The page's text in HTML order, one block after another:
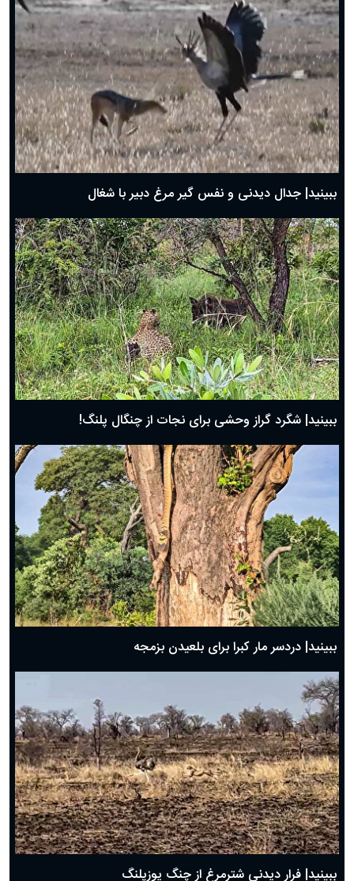
دعای روز ششم ماه رمضان؛ ۵ اسفند ۱۴۰۴
دعای روز پنجم ماه رمضان؛ ۴ اسفند ۱۴۰۴
دعای روز چهارم ماه مبارک رمضان؛ ۳ اسفند ۱۴۰۴
دعای روز سوم ماه مبارک رمضان؛ ۱۴ اسفند ۱۴۰۴
دعای روز دوم ماه مبارک رمضان ۱ اسفند ماه ۱۴۰۴
دعای روز اول ماه مبارک رمضان، ۳۰ بهمن ۱۴۰۴
حضرت زینب(س) چگونه از دنیا رفت؟
بهترین پیامک تبریک روز پدر ۱۴۰۴؛ جملات زیبا و صمیمانه
ببینید| جدال دیدنی و نفس گیر مرغ دبیر با شغال
ببینید| شگرد گراز وحشی برای نجات از چنگال پلنگ!
ببینید| دردسر مار کبرا برای بلعیدن بزمجه
ببینید| فرار دیدنی شترمرغ از چنگ یوزپلنگ